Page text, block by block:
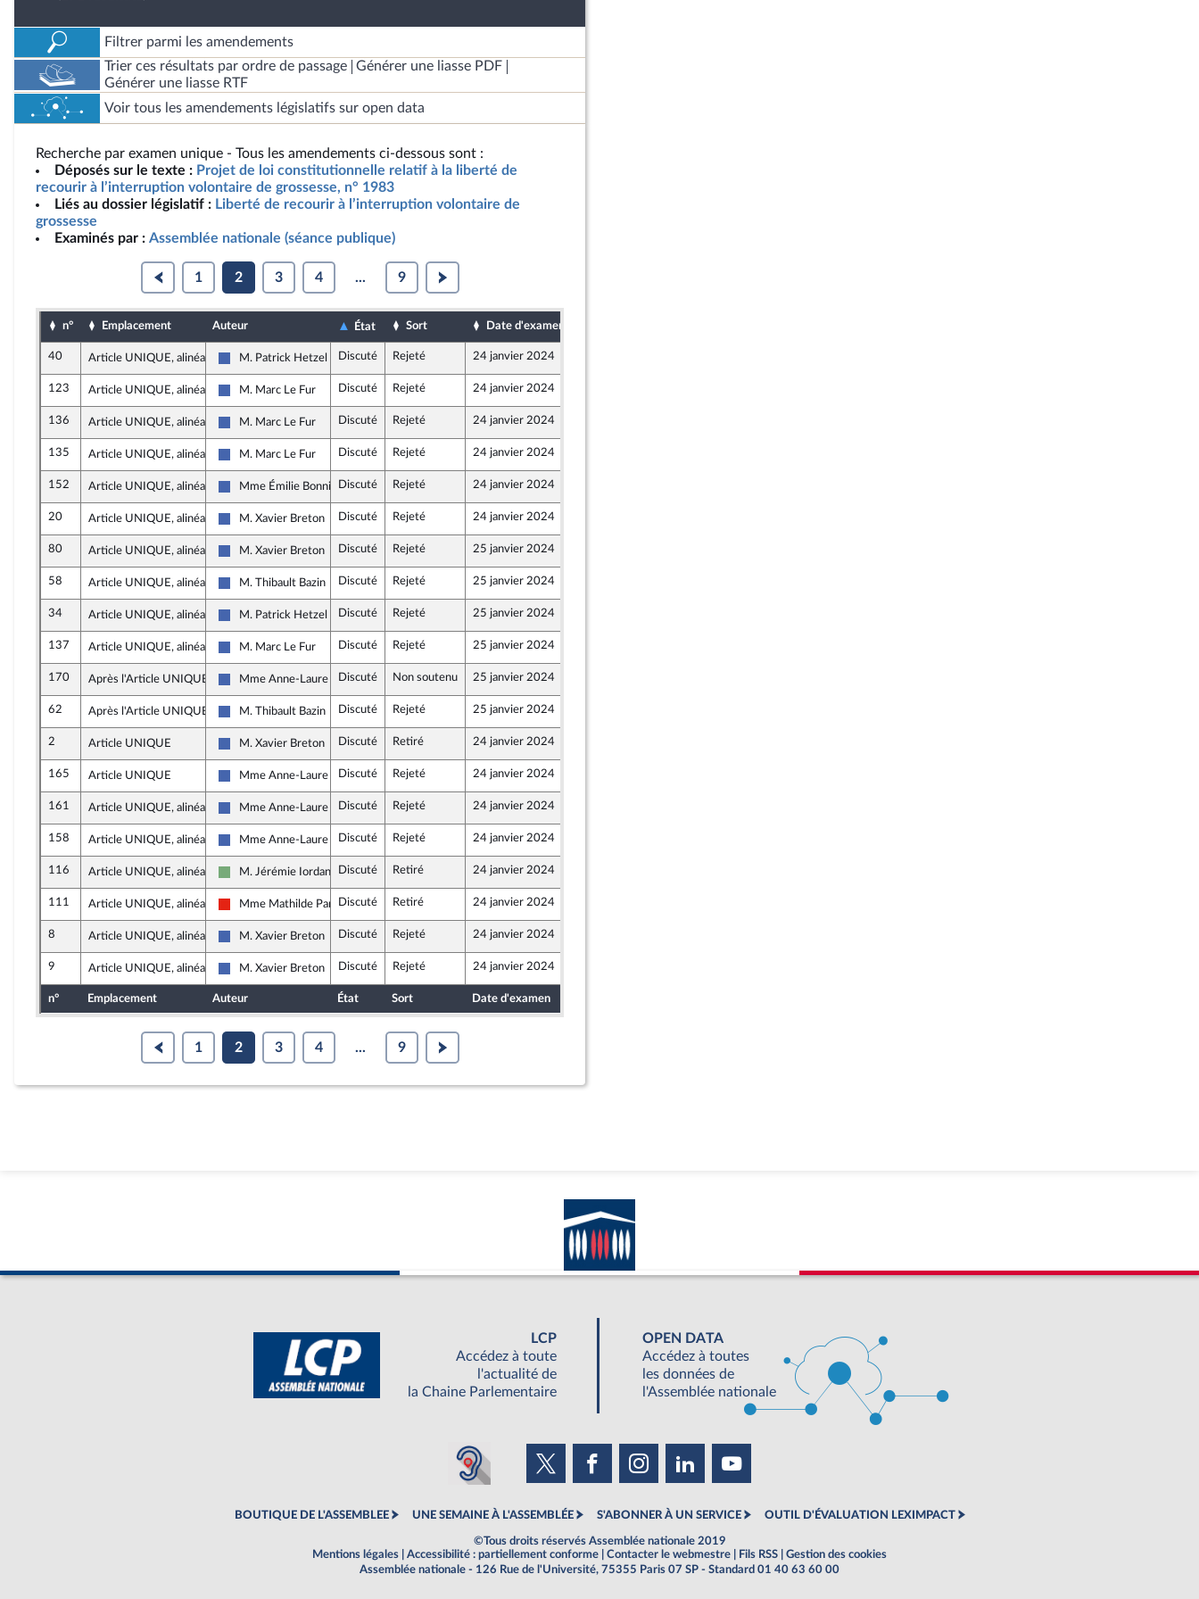
Filtrer parmi les amendements
Trier ces résultats par ordre de passage
Générer une liasse PDF
Générer une liasse RTF
Voir tous les amendements législatifs sur open data
Recherche par examen unique - Tous les amendements ci-dessous sont :
Déposés sur le texte : Projet de loi constitutionnelle relatif à la liberté de
recourir à l’interruption volontaire de grossesse, n° 1983
Liés au dossier législatif : Liberté de recourir à l’interruption volontaire de
grossesse
Examinés par : Assemblée nationale (séance publique)
1 2 3 4 ... 9
n° Emplacement Auteur État Sort Date d'examen
40 Article UNIQUE, alinéa 2
Les Républicains
M. Patrick Hetzel Discuté Rejeté 24 janvier 2024
123 Article UNIQUE, alinéa 2
Les Républicains
M. Marc Le Fur Discuté Rejeté 24 janvier 2024
136 Article UNIQUE, alinéa 2
Les Républicains
M. Marc Le Fur Discuté Rejeté 24 janvier 2024
135 Article UNIQUE, alinéa 2
Les Républicains
M. Marc Le Fur Discuté Rejeté 24 janvier 2024
152 Article UNIQUE, alinéa 2
Les Républicains
Mme Émilie BonnivardDiscuté Rejeté 24 janvier 2024
20 Article UNIQUE, alinéa 2
Les Républicains
M. Xavier Breton Discuté Rejeté 24 janvier 2024
80 Article UNIQUE, alinéa 2
Les Républicains
M. Xavier Breton Discuté Rejeté 25 janvier 2024
58 Article UNIQUE, alinéa 2
Les Républicains
M. Thibault Bazin Discuté Rejeté 25 janvier 2024
34 Article UNIQUE, alinéa 2
Les Républicains
M. Patrick Hetzel Discuté Rejeté 25 janvier 2024
137 Article UNIQUE, alinéa 2
Les Républicains
M. Marc Le Fur Discuté Rejeté 25 janvier 2024
170 Après l'Article UNIQUE
Les Républicains
Mme Anne-Laure BlinDiscuté Non soutenu 25 janvier 2024
62 Après l'Article UNIQUE
Les Républicains
M. Thibault Bazin Discuté Rejeté 25 janvier 2024
2 Article UNIQUE
Les Républicains
M. Xavier Breton Discuté Retiré 24 janvier 2024
165 Article UNIQUE
Les Républicains
Mme Anne-Laure BlinDiscuté Rejeté 24 janvier 2024
161 Article UNIQUE, alinéa 2
Les Républicains
Mme Anne-Laure BlinDiscuté Rejeté 24 janvier 2024
158 Article UNIQUE, alinéa 2
Les Républicains
Mme Anne-Laure BlinDiscuté Rejeté 24 janvier 2024
116 Article UNIQUE, alinéa 2
Écologiste - NUPES
M. Jérémie IordanoffDiscuté Retiré 24 janvier 2024
111 Article UNIQUE, alinéa 2
La France insoumise - Nouvelle Union Populaire écologique et sociale
Mme Mathilde PanotDiscuté Retiré 24 janvier 2024
8 Article UNIQUE, alinéa 2
Les Républicains
M. Xavier Breton Discuté Rejeté 24 janvier 2024
9 Article UNIQUE, alinéa 2
Les Républicains
M. Xavier Breton Discuté Rejeté 24 janvier 2024
n° Emplacement Auteur État Sort Date d'examen
1 2 3 4 ... 9
LCP
Accédez à toute
l'actualité de
la Chaine Parlementaire
OPEN DATA
Accédez à toutes
les données de
l'Assemblée nationale
BOUTIQUE DE L'ASSEMBLEE UNE SEMAINE À L'ASSEMBLÉE S'ABONNER À UN SERVICE OUTIL D'ÉVALUATION LEXIMPACT
©Tous droits réservés Assemblée nationale 2019
Mentions légales
Accessibilité : partiellement conforme Contacter le webmestre Fils RSS
Gestion des cookies
Assemblée nationale - 126 Rue de l'Université, 75355 Paris 07 SP - Standard 01 40 63 60 00